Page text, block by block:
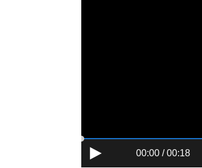
00:00 / 00:18